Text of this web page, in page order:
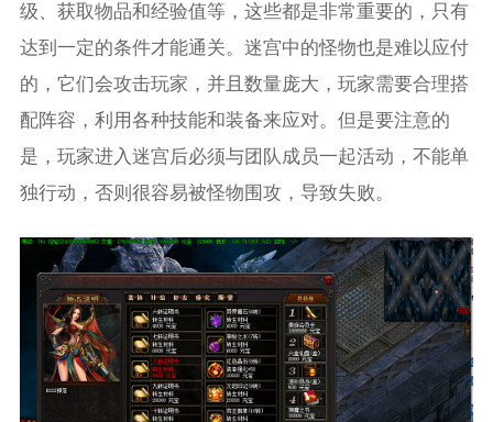
级、获取物品和经验值等，这些都是非常重要的，只有
达到一定的条件才能通关。迷宫中的怪物也是难以应付
的，它们会攻击玩家，并且数量庞大，玩家需要合理搭
配阵容，利用各种技能和装备来应对。但是要注意的
是，玩家进入迷宫后必须与团队成员一起活动，不能单
独行动，否则很容易被怪物围攻，导致失败。